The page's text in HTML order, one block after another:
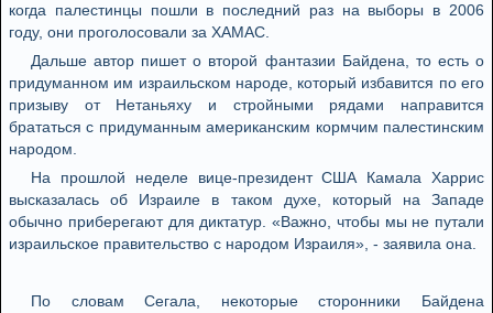
когда палестинцы пошли в последний раз на выборы в 2006
году, они проголосовали за ХАМАС.
Дальше автор пишет о второй фантазии Байдена, то есть о
придуманном им израильском народе, который избавится по его
призыву от Нетаньяху и стройными рядами направится
брататься с придуманным американским кормчим палестинским
народом.
На прошлой неделе вице-президент США Камала Харрис
высказалась об Израиле в таком духе, который на Западе
обычно приберегают для диктатур. «Важно, чтобы мы не путали
израильское правительство с народом Израиля», - заявила она.
По словам Сегала, некоторые сторонники Байдена